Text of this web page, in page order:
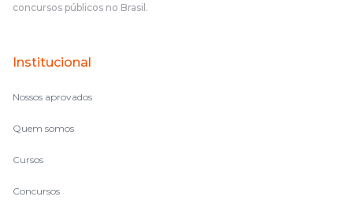
concursos públicos no Brasil.
Institucional
Nossos aprovados
Quem somos
Cursos
Concursos